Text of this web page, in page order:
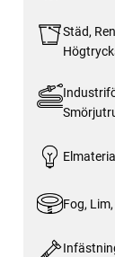
Städ,
Fog,